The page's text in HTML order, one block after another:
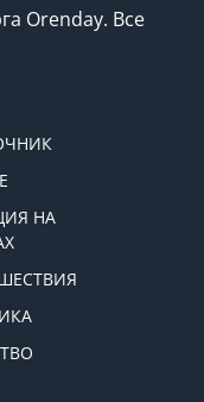
Orenday. Все
НА